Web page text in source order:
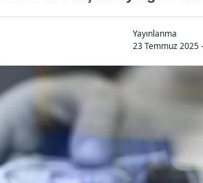
Yayınlanma
23 Temmuz 2025